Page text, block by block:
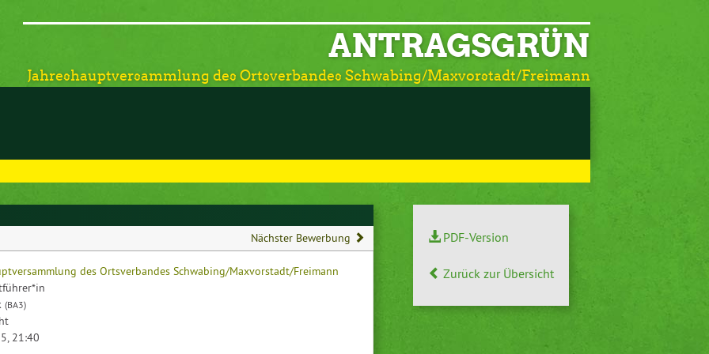
ANTRAGSGRÜN
Jahreshauptversammlung des Ortsverbandes Schwabing/Maxvorstadt/Freimann
Nächster Bewerbung
des Ortsverbandes Schwabing/Maxvorstadt/Freimann
(BA3)
21:40
PDF-Version
Zurück zur Übersicht